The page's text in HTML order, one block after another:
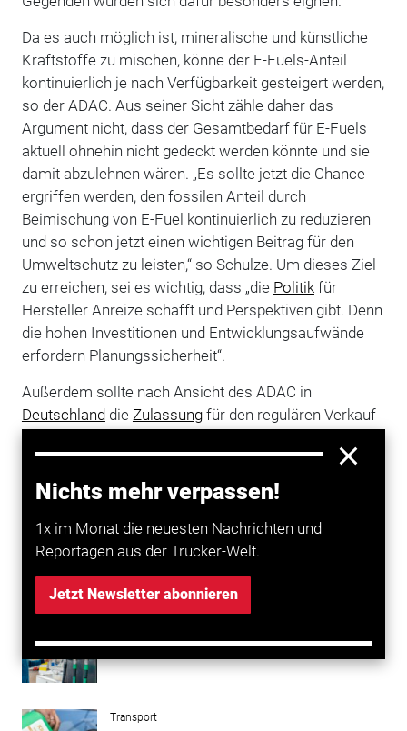
Nichts mehr verpassen!
1x im Monat die neuesten Nachrichten und
Reportagen aus der Trucker-Welt.
Jetzt Newsletter abonnieren
Da es auch möglich ist, mineralische und künstliche
Kraftstoffe zu mischen, könne der E-Fuels-Anteil
kontinuierlich je nach Verfügbarkeit gesteigert werden,
so der ADAC. Aus seiner Sicht zähle daher das
Argument nicht, dass der Gesamtbedarf für E-Fuels
aktuell ohnehin nicht gedeckt werden könnte und sie
damit abzulehnen wären. „Es sollte jetzt die Chance
ergriffen werden, den fossilen Anteil durch
Beimischung von E-Fuel kontinuierlich zu reduzieren
und so schon jetzt einen wichtigen Beitrag für den
Umweltschutz zu leisten,“ so Schulze. Um dieses Ziel
zu erreichen, sei es wichtig, dass „die Politikfür
Hersteller Anreize schafft und Perspektiven gibt. Denn
die hohen Investitionen und Entwicklungsaufwände
erfordern Planungssicherheit“.
Außerdem sollte nach Ansicht des ADAC in
Deutschland die Zulassungfür den regulären Verkauf
Beispiel HVO, als Dieselersatz erfolgen. In anderen
EU-Ländern seien diese Kraftstoffe bereits erhältlich,
Transport
Kraftstoffpreise sind 2025 gesunken
Transport